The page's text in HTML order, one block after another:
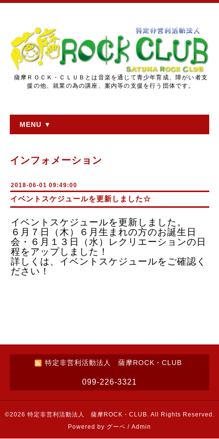
薩摩ＲＯＣＫ・ＣＬＵＢとは音楽を通じて青少年育成、障がい者支
援の他、就業の為の講座、案内等の支援を行う団体です。
MENU ▼
インフォメーション
2018-06-01 09:49:00
イベントスケジュールを更新しました☆
イベントスケジュールを更新しました。
６月７日（木）６月生まれの方のお誕生日
会・６月１３日（水）レクリエーションの日
程をアップしました！
詳しくは、イベントスケジュールをご確認く
ださい！
特定非営利活動法人 薩摩ROCK・CLUB
099-226-3321
©2026 特定非営利活動法人 薩摩ROCK・CLUB. All Rights Reserved.
Powered by グーペ / Admin